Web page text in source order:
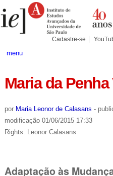
para
conteúdo.
Pessoais
Cadastre-se
menu
Maria da
por Maria Leonor de Calasans -
modificação01/06/2015 17:33
Rights: Leonor Calasans
Adaptação às